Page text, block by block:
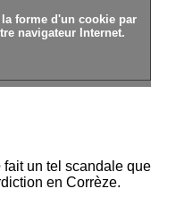
forme d'un cookie par
navigateur Internet.
fait un tel scandale que
en Corrèze.